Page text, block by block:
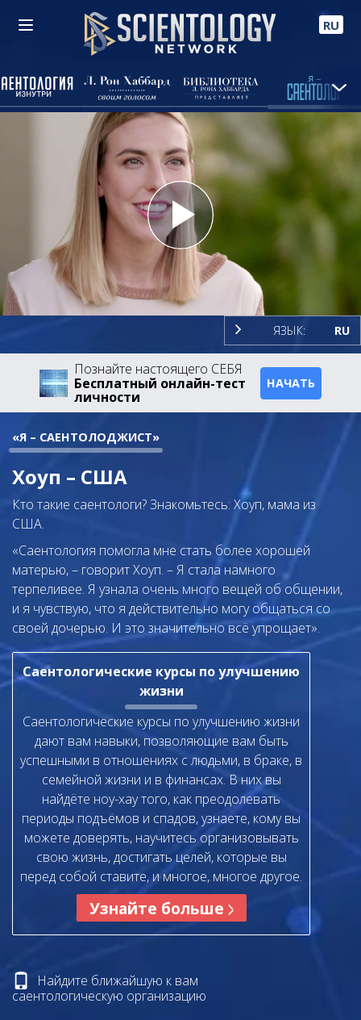
RU
Play
Video
ЯЗЫК: RU
Познайте настоящего СЕБЯ
Бесплатный онлайн-тест
личности
НАЧАТЬ
«Я – САЕНТОЛОДЖИСТ»
Хоуп – США
Кто такие саентологи? Знакомьтесь: Хоуп, мама из
США.
«Саентология помогла мне стать более хорошей
матерью, – говорит Хоуп. – Я стала намного
терпеливее. Я узнала очень много вещей об общении,
и я чувствую, что я действительно могу общаться со
своей дочерью. И это значительно всё упрощает».
Саентологические курсы по улучшению
жизни
Саентологические курсы по улучшению жизни
дают вам навыки, позволяющие вам быть
успешными в отношениях с людьми, в браке, в
семейной жизни и в финансах. В них вы
найдёте ноу-хау того, как преодолевать
периоды подъёмов и спадов, узнаете, кому вы
можете доверять, научитесь организовывать
свою жизнь, достигать целей, которые вы
перед собой ставите, и многое, многое другое.
Узнайте больше
Найдите ближайшую к вам
саентологическую организацию